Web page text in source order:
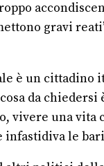
gravi
è un
da
vivere una
le